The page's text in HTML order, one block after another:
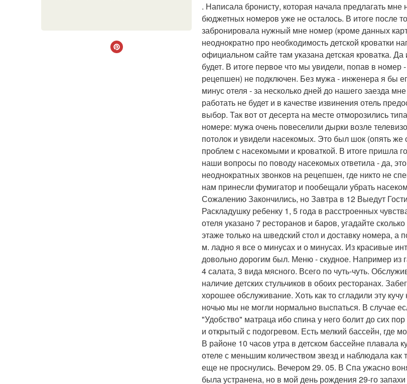
. Написала бронисту, которая начала предлагать
бюджетных номеров уже не осталось. В итоге после
забронировала нужный мне номер (кроме данных
неоднократно про необходимость детской
официальном сайте там указана детская кроватка.
будет. В итоге первое что мы увидели, попав в номер
рецепшен) не подключен. Без мужа - инженера я бы
минус отеля - за несколько дней до нашего заезда
работать не будет и в качестве извинения отель
выбор. Так вот от десерта на месте отморозились
номере: мужа очень повеселили дырки возле
потолок и увидели насекомых. Это был шок (опять
проблем с насекомыми и кроваткой. В итоге пришла
наши вопросы по поводу насекомых ответила - да,
неоднократных звонков на рецепшен, где никто не
нам принесли фумигатор и пообещали убрать
Сожалению Закончились, но Завтра в 12 Выедут
Раскладушку ребенку 1, 5 года в расстроенных
отеля указано 7 ресторанов и баров, угадайте
этаже только на шведский стол и доставку номера, а
м. ладно я все о минусах и о минусах. Из красивые
довольно дорогим был. Меню - скудное. Например из
4 салата, 3 вида мясного. Всего по чуть-чуть.
наличие детских стульчиков в обоих ресторанах.
хорошее обслуживание. Хоть как то сгладили эту
ночью мы не могли нормально выспаться. В случае
"Удобство" матраца ибо спина у него болит до сих
и открытый с подогревом. Есть мелкий бассейн, где
В районе 10 часов утра в детском бассейне плавала
отеле с меньшим количеством звезд и наблюдала
еще не проснулись. Вечером 29. 05. В Спа ужасно
была устранена, но в мой день рождения 29-го